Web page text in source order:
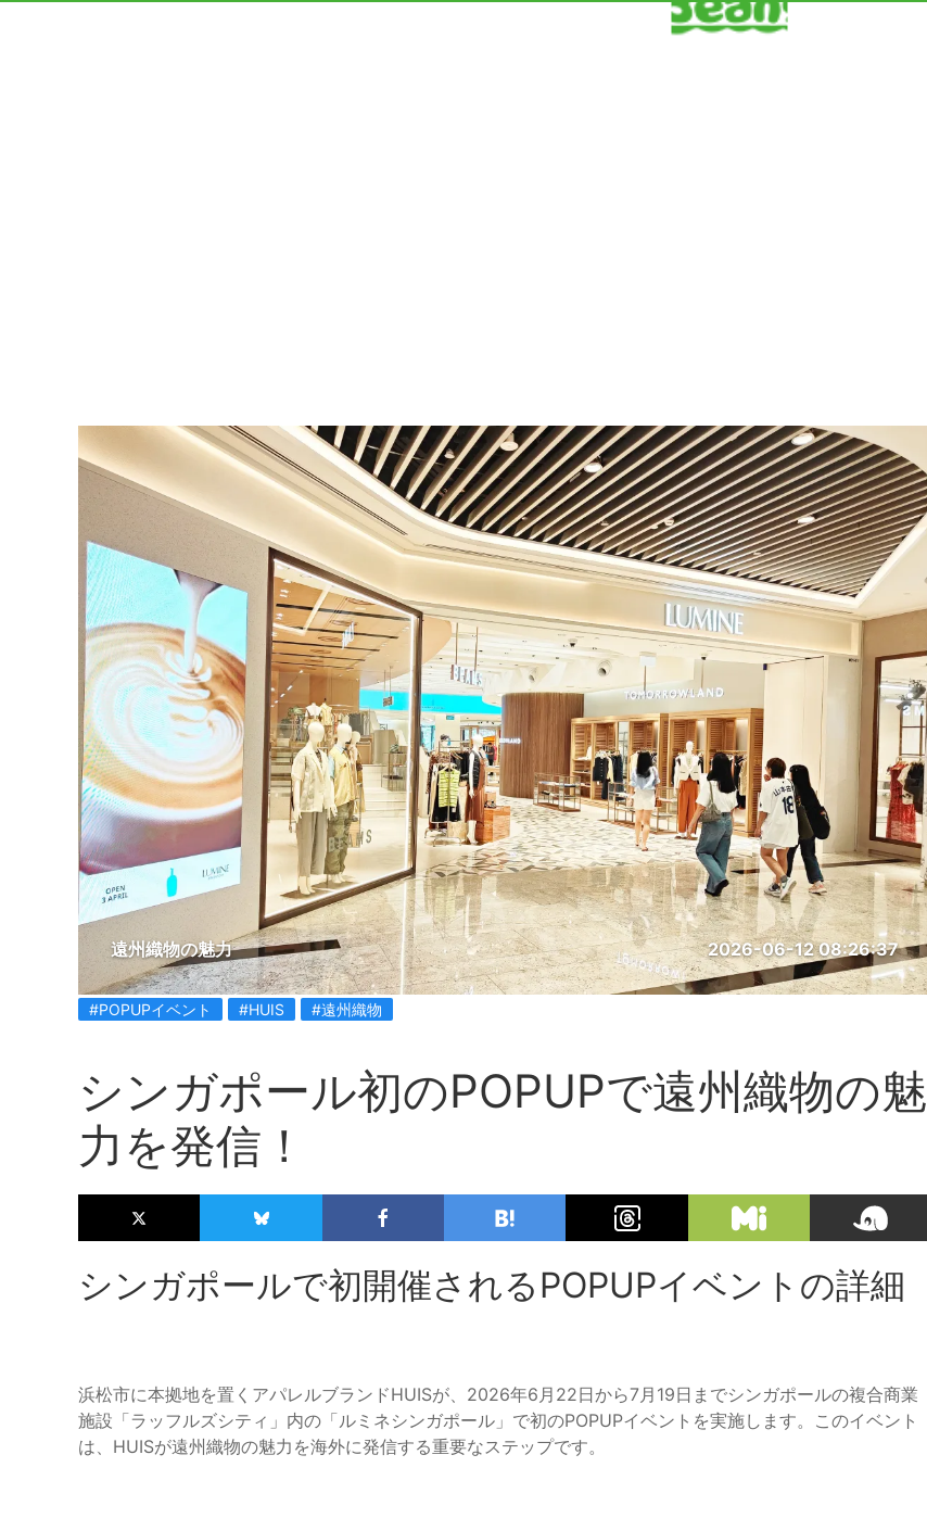
遠州織物の魅力 2026-06-12 08:26:37
#POPUPイベント #HUIS #遠州織物
シンガポール初のPOPUPで遠州織物の魅
力を発信！
シンガポールで初開催されるPOPUPイベントの詳細
浜松市に本拠地を置くアパレルブランドHUISが、2026年6月22日から7月19日までシンガポールの複合商業
施設「ラッフルズシティ」内の「ルミネシンガポール」で初のPOPUPイベントを実施します。このイベント
は、HUISが遠州織物の魅力を海外に発信する重要なステップです。